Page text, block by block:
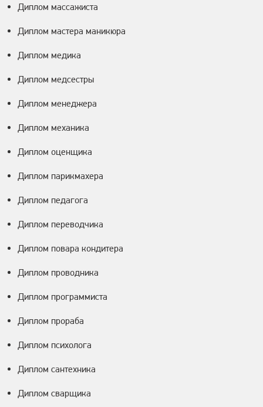
Диплом массажиста
Диплом мастера маникюра
Диплом медика
Диплом медсестры
Диплом менеджера
Диплом механика
Диплом оценщика
Диплом парикмахера
Диплом педагога
Диплом переводчика
Диплом повара кондитера
Диплом проводника
Диплом программиста
Диплом прораба
Диплом психолога
Диплом сантехника
Диплом сварщика